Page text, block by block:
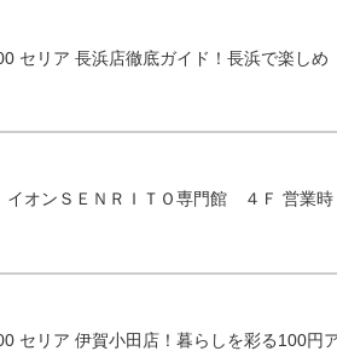
セリア 長浜店徹底ガイド！長浜で楽しめ
イオンＳＥＮＲＩＴＯ専門館 ４Ｆ 営業時
セリア 伊賀小田店！暮らしを彩る100円